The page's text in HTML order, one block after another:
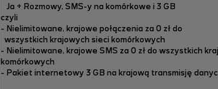
Ja + Rozmowy, SMS-y na komórkowe i 3 GB
czyli
- Nielimitowane, krajowe połączenia za 0 zł do
wszystkich krajowych sieci komórkowych
- Nielimitowane, krajowe SMS za 0 zł do wszystkich
komórkowych
- Pakiet internetowy 3 GB na krajową transmisję